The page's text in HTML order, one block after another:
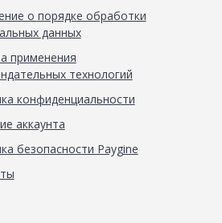
о порядке обработки
данных
применения
технологий
конфиденциальности
аккаунта
безопасности Paygine